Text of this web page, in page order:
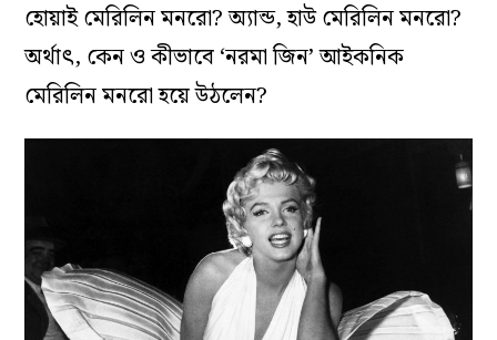
হোয়াই মেরিলিন মনরো? অ্যান্ড, হাউ মেরিলিন মনরো?
অর্থাৎ, কেন ও কীভাবে ‘নরমা জিন’ আইকনিক
মেরিলিন মনরো হয়ে উঠলেন?